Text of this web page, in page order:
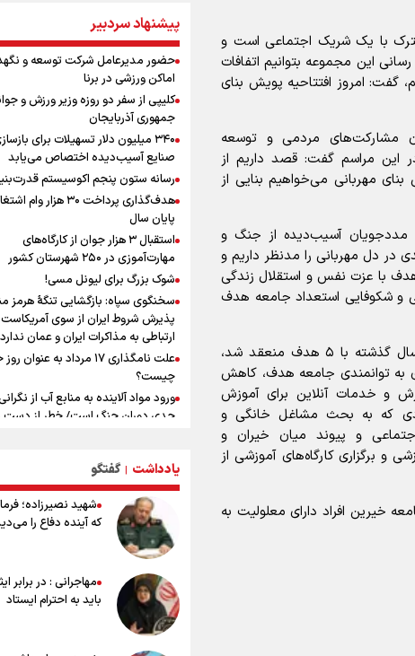
با یک شریک اجتماعی است و
این مجموعه بتوانیم اتفافات
گفت: امروز افتتاحیه پویش بنای
مشارکت‌های مردمی و توسعه
این مراسم گفت: قصد داریم از
مهربانی می‌خواهیم بنایی از
مددجویان آسیب‌دیده از جنگ و
در دل مهربانی را مدنظر داریم و
با عزت نفس و استقلال زندگی
و شکوفایی استعداد جامعه هدف
وی با اشاره به اینکه تفاهم‌نامه‌ای با همراه اول در سال گذشته با ۵ هدف منعقد شد،
به توانمندی جامعه هدف، کاهش
و خدمات آنلاین برای آموزش
که به بحث مشاغل خانگی و
و پیوند میان خیران و
برگزاری کارگاه‌های آموزشی از
با حمایت جامعه خیرین افراد دارای معلولیت به
ابوباقر: دشمن در براندازی، اغتشاشات
و اهداف نظامی به نتیجه نرسید
محمد نوری روبروی پرسپولیس می
رونمایی از شماره پیراهن جدید بازیکنان
استقلال
رهبر شهید انقلاب: آمریکایی‌ها صدها
را با بمب اتم کشتند بدون هیچ
مراسم گرامیداشت روز خبرنگار
گرامیداشت روز خبرنگار در شیراز
گرامیداشت روز خبرنگار
سخنگوی سپاه: بازگشایی تنگۀ هرمز
پذیرش شروط ایران از سوی آمریکاست و
ارتباطی به مذاکرات ایران و عمان ندارد
ونس: در حال کار بر روی ایجاد یک
ناوبری امن هستیم
علی‌نژاد در مراسم انجمن ورزشی
روز خبرنگار : رسانه‌های خبری در سال
به امروز اتفاقات بزرگی را رقم زدند
سیدمناف هاشمی در مراسم انجمن
نویسان : قدردان زحمات اهالی رسانه
ورزشی نویسان هستیم
پیشنهاد سردبیر
حضور مدیرعامل شرکت توسعه و
اماکن ورزشی در برنا
کلیپی از سفر دو روزه وزیر ورزش و
جمهوری آذربایجان
۳۴۰ میلیون دلار تسهیلات برای
صنایع آسیب‌دیده اختصاص می‌یابد
رسانه ستون پنجم اکوسیستم
هدف‌گذاری پرداخت ۳۰ هزار وام
پایان سال
استقبال ۳ هزار جوان از کارگاه‌های
مهارت‌آموزی در ۲۵۰ شهرستان کشور
شوک بزرگ برای لیونل مسی!
سخنگوی سپاه: بازگشایی تنگۀ هرمز
پذیرش شروط ایران از سوی
ارتباطی به مذاکرات ایران و عمان ندارد
علت نامگذاری ۱۷ مرداد به عنوان
چیست؟
ورود مواد آلاینده به منابع آب از
جدی دوران جنگ است/ خطر از دست
صارمی»
۱۷ مرداد؛ روز خبرنگار
خانواده شهید لاریجانی: از اظهارات
درباره چگونگی شهادت اجتناب کنید
نکن آقای رونالدو
حیدری: افزایش تیم‌های جام جهانی
داشت و هم ضرر/ تیم ملی در جام
مردود نشد
یادداشت | گفتگو
شهید نصیرزاده؛
که آینده دفاع را
مهاجرانی : در برابر
باید به احترام ایستاد